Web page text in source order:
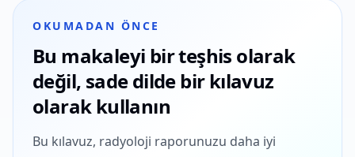
OKUMADAN ÖNCE
Bu makaleyi bir teşhis olarak
değil, sade dilde bir kılavuz
olarak kullanın
Bu kılavuz, radyoloji raporunuzu daha iyi